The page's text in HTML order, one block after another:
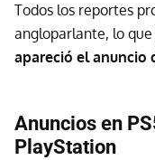
Todos los reportes
angloparlante, lo
apareció el anuncio
Anuncios en
PlayStation